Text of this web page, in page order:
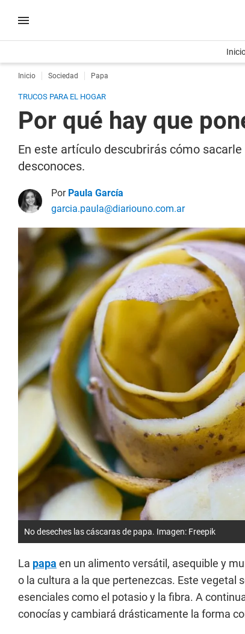
Inicio Sociedad Papa
TRUCOS PARA EL HOGAR
Por qué hay que
En este artículo descubrirás cómo
desconoces.
Por Paula García
garcia.paula@diariouno.com.ar
No deseches las cáscaras de papa. Imagen: Freepik
La papa en un alimento versátil, asequible y
o la cultura a la que pertenezcas. Este vegetal
esenciales como el potasio y la fibra. A
conocías y cambiará drásticamente la forma